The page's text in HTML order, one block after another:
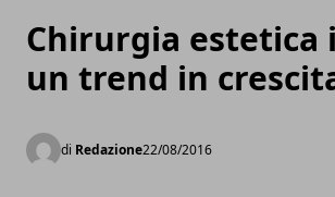
Chirurgia estetica
un trend in
di Redazione22/08/2016